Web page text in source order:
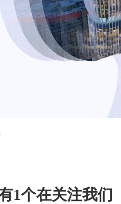
1个在关注我们